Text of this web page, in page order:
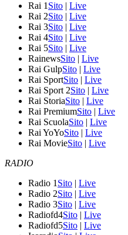
Rai 1 Sito | Live
Rai 2Sito | Live
Rai 3Sito | Live
Rai 4Sito | Live
Rai 5Sito | Live
RainewsSito | Live
Rai GulpSito | Live
Rai SportSito | Live
Rai Sport 2Sito | Live
Rai StoriaSito | Live
Rai PremiumSito | Live
Rai ScuolaSito | Live
Rai YoYoSito | Live
Rai MovieSito | Live
RADIO
Radio 1 Sito | Live
Radio 2Sito | Live
Radio 3Sito | Live
Radiofd4Sito | Live
Radiofd5Sito | Live